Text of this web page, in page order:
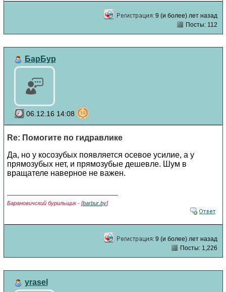
9 (и более) лет назад
Посты: 112
БарБур
06.12.16 14:08
Re: Помогите по гидравлике
Да, но у косозубых появляется осевое усилие, а у
прямозубых нет, и прямозубые дешевле. Шум в
вращателе наверное не важен.
Барановичский бурильщик - [barbur.by]
9 (и более) лет назад
Посты: 1,226
yrasel